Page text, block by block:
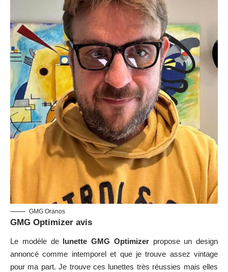
GMG Oranos
GMG Optimizer avis
Le modèle de lunette GMG Optimizerpropose un design
annoncé comme intemporel et que je trouve assez vintage
pour ma part. Je trouve ces lunettes très réussies mais elles